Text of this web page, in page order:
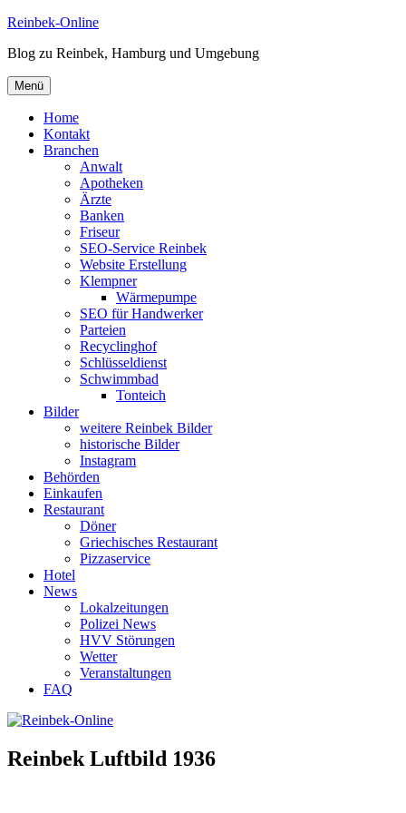
Zum
springen
Reinbek-Online
Blog zu Reinbek, Hamburg und Umgebung
Menü
Home
Kontakt
Branchen
Anwalt
Apotheken
Ärzte
Banken
Friseur
SEO-Service Reinbek
Website Erstellung
Klempner
Wärmepumpe
SEO für Handwerker
Parteien
Recyclinghof
Schlüsseldienst
Schwimmbad
Tonteich
Bilder
weitere Reinbek Bilder
historische Bilder
Instagram
Behörden
Einkaufen
Restaurant
Döner
Griechisches Restaurant
Pizzaservice
Hotel
News
Lokalzeitungen
Polizei News
HVV Störungen
Wetter
Veranstaltungen
FAQ
Reinbek Luftbild 1936